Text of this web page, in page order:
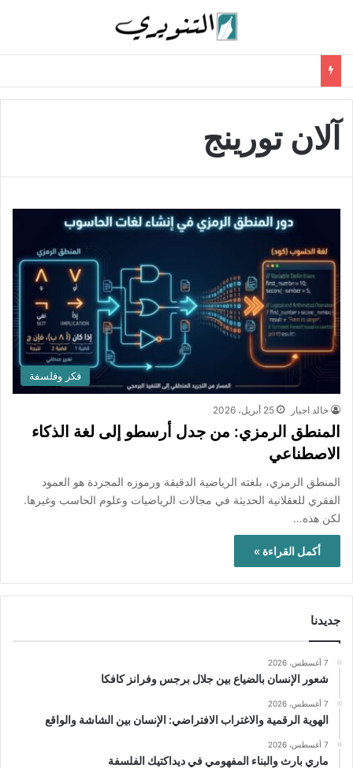
آلان تورينج
فكر وفلسفة
خالد اجبار 25 أبريل، 2026
المنطق الرمزي: من جدل أرسطو إلى لغة الذكاء
الاصطناعي
المنطق الرمزي، بلغته الرياضية الدقيقة ورموزه المجردة هو العمود
الفقري للعقلانية الحديثة في مجالات الرياضيات وعلوم الحاسب وغيرها.
لكن هذه…
أكمل القراءة »
جديدنا
7 أغسطس، 2026
شعور الإنسان بالضياع بين جلال برجس وفرانز كافكا
7 أغسطس، 2026
الهوية الرقمية والاغتراب الافتراضي: الإنسان بين الشاشة والواقع
7 أغسطس، 2026
ماري بارث والبناء المفهومي في ديداكتيك الفلسفة